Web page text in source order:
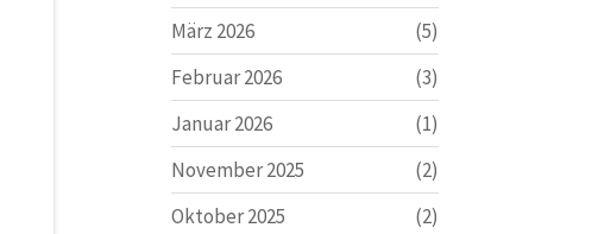
März 2026
(5)
Februar 2026
(3)
Januar 2026
(1)
November 2025
(2)
Oktober 2025
(2)